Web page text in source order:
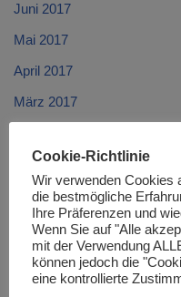
Juni 2017
Mai 2017
April 2017
März 2017
Januar 2017
Dezember 2016
November 2016
Oktober 2016
September 2016
Cookie-Richtlinie
Wir verwenden Cookies
die bestmögliche
Ihre Präferenzen und
Wenn Sie auf "Alle
mit der Verwendung
können jedoch die
eine kontrollierte